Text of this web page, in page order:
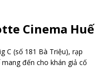
Cinema Huế
C (số 181 Bà Triệu), rạp
mang đến cho khán giả cố